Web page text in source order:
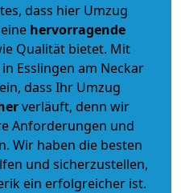
dass hier Umzug
hervorragende
Qualität bietet. Mit
Esslingen am Neckar
dass Ihr Umzug
verläuft, denn wir
Anforderungen und
Wir haben die besten
und sicherzustellen,
ein erfolgreicher ist.